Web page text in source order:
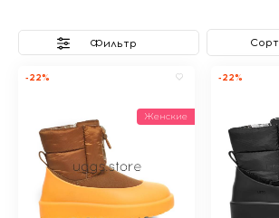
Фильтр
Женские
-22% -22%